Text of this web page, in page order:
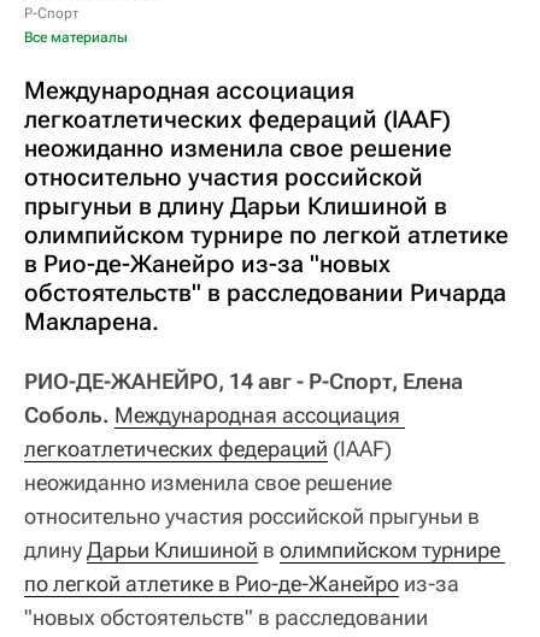
Р-Спорт
Все материалы
Международная ассоциация
легкоатлетических федераций (IAAF)
неожиданно изменила свое решение
относительно участия российской
прыгуньи в длину Дарьи Клишиной в
олимпийском турнире по легкой атлетике
в Рио-де-Жанейро из-за "новых
обстоятельств" в расследовании Ричарда
Макларена.
РИО-ДЕ-ЖАНЕЙРО, 14 авг - Р-Спорт, Елена
Соболь. Международная ассоциация
легкоатлетических федераций (IAAF)
неожиданно изменила свое решение
относительно участия российской прыгуньи в
длинуДарьи Клишиной в олимпийском турнире
по легкой атлетике в Рио-де-Жанейро из-за
"новых обстоятельств" в расследовании